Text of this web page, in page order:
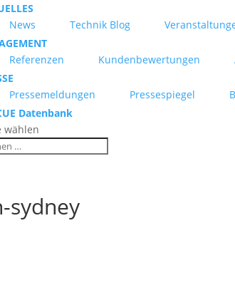
News
Technik Blog
Referenzen
Kundenbewertungen
Pressemeldungen
Pressespiegel
Datenbank
wählen
sydney